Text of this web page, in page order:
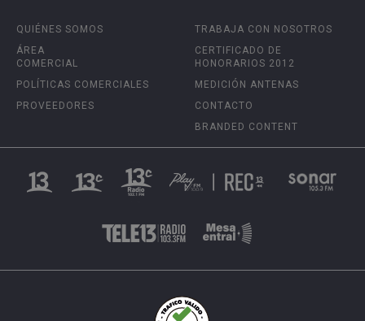
QUIÉNES SOMOS
ÁREA
COMERCIAL
POLÍTICAS COMERCIALES
PROVEEDORES
TRABAJA CON NOSOTROS
CERTIFICADO DE
HONORARIOS 2012
MEDICIÓN ANTENAS
CONTACTO
BRANDED CONTENT